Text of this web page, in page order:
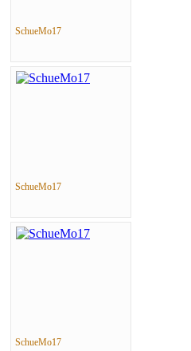
SchueMo17
SchueMo17
SchueMo17